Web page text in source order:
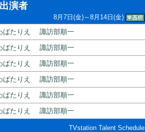
演者
8月7日(金)～8月14日(金)
ばたりえ 諏訪部順一
ばたりえ 諏訪部順一
ばたりえ 諏訪部順一
ばたりえ 諏訪部順一
ばたりえ 諏訪部順一
ばたりえ 諏訪部順一
TVstation Talent Schedule